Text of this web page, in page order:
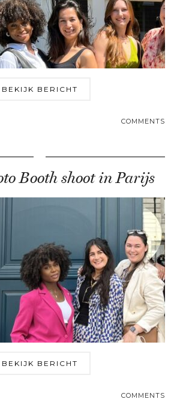
BEKIJK BERICHT
COMMENTS
Booth shoot in Parijs
BEKIJK BERICHT
COMMENTS